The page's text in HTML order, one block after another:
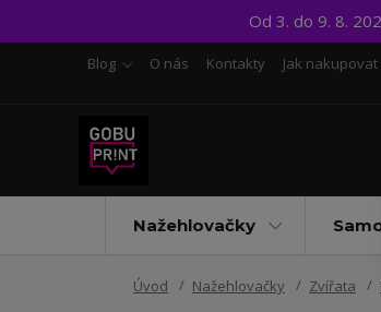
Od 3. do 9. 8.
Blog O nás Kontakty Jak nakupovat
Nažehlovačky
Úvod Nažehlovačky Zvířata